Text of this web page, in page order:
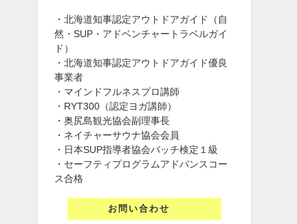
・北海道知事認定アウトドアガイド（自
然・SUP・アドベンチャートラベルガイ
ド）
・北海道知事認定アウトドアガイド優良
事業者
・マインドフルネスプロ講師
・RYT300（認定ヨガ講師）
・奥尻島観光協会副理事長
・ネイチャーサウナ協会会員
・日本SUP指導者協会バッチ検定１級
・セーフティプログラムアドバンスコー
ス合格
お問い合わせ